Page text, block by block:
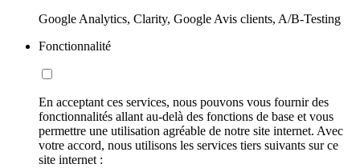
Google Analytics, Clarity, Google Avis clients, A/B-Testing
Fonctionnalité
En acceptant ces services, nous pouvons vous fournir des
fonctionnalités allant au-delà des fonctions de base et vous
permettre une utilisation agréable de notre site internet. Avec
votre accord, nous utilisons les services tiers suivants sur ce
site internet :